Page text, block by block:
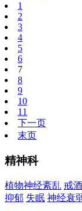
1
2
3
4
5
6
7
8
9
10
11
下一页
末页
精神科
植物神经紊乱 戒
抑郁 失眠 神经衰